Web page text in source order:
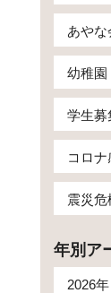
あやな
幼稚園
学生募
コロ
震災危
年別ア
2026